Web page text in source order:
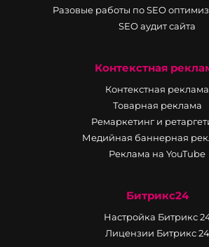
Разовые работы по SEO
SEO аудит сайта
Контекстная
Контекстная реклама
Товарная реклама
Ремаркетинг и
Медийная баннерная
Реклама на YouTube
Битрикс24
Настройка Битрикс
Лицензии Битрикс 24